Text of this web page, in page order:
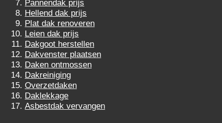
Pannendak prijs
Hellend dak prijs
Plat dak renoveren
Leien dak prijs
Dakgoot herstellen
Dakvenster plaatsen
Daken ontmossen
Dakreiniging
Overzetdaken
Daklekkage
Asbestdak vervangen